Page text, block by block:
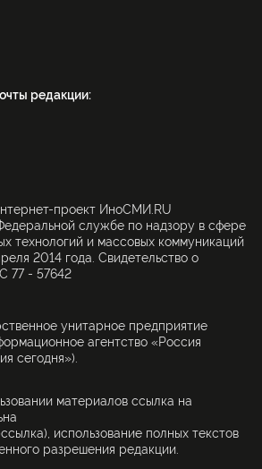
редакции:
проект ИноСМИ.RU
службе по надзору в сфере
технологий и массовых коммуникаций
2014 года. Свидетельство о
77 - 57642
унитарное предприятие
агентство «Россия
сегодня»).
материалов ссылка на
использование полных текстов
разрешения редакции.